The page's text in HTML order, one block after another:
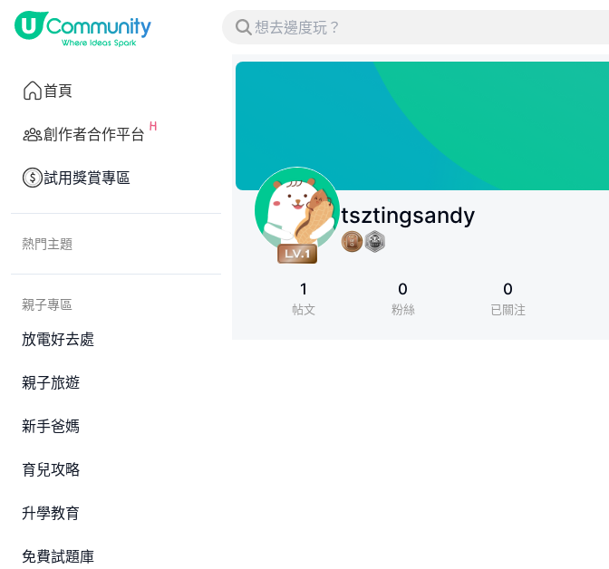
首頁
創作者合作平台
試用獎賞專區
熱門主題
親子專區
放電好去處
親子旅遊
新手爸媽
育兒攻略
升學教育
免費試題庫
tsztingsandy
1
帖文
0
粉絲
0
已關注